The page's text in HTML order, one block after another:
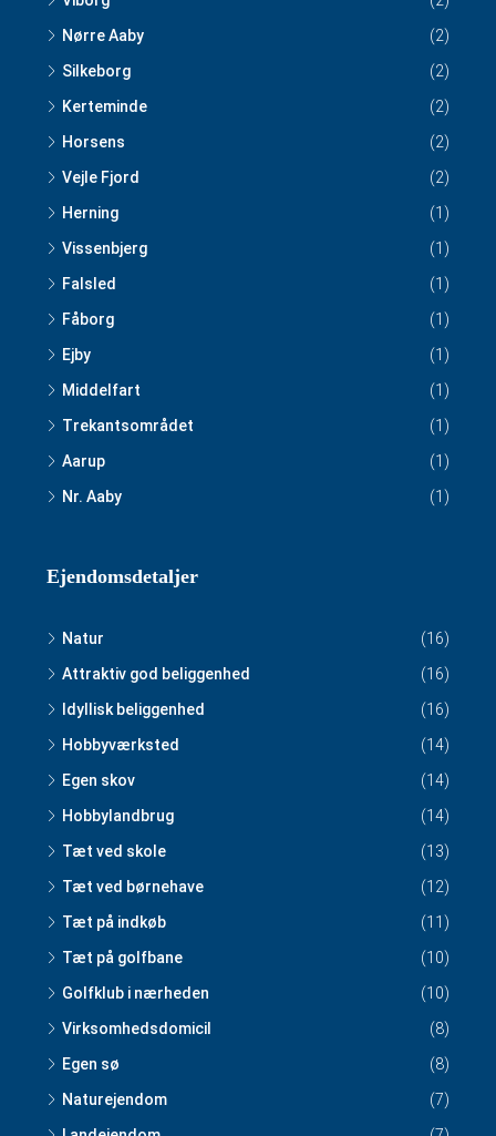
Nørre Aaby
(2)
Silkeborg
(2)
Kerteminde
(2)
Horsens
(2)
Vejle Fjord
(2)
Herning
(1)
Vissenbjerg
(1)
Falsled
(1)
Fåborg
(1)
Ejby
(1)
Middelfart
(1)
Trekantsområdet
(1)
Aarup
(1)
Nr. Aaby
(1)
Ejendomsdetaljer
Natur
(16)
Attraktiv god beliggenhed
(16)
Idyllisk beliggenhed
(16)
Hobbyværksted
(14)
Egen skov
(14)
Hobbylandbrug
(14)
Tæt ved skole
(13)
Tæt ved børnehave
(12)
Tæt på indkøb
(11)
Tæt på golfbane
(10)
Golfklub i nærheden
(10)
Virksomhedsdomicil
(8)
Egen sø
(8)
Naturejendom
(7)